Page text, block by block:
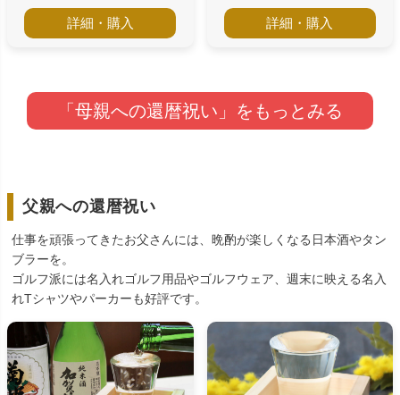
詳細・購入 詳細・購入
「母親への還暦祝い」をもっとみる
父親への還暦祝い
仕事を頑張ってきたお父さんには、晩酌が楽しくなる日本酒やタン
ブラーを。
ゴルフ派には名入れゴルフ用品やゴルフウェア、週末に映える名入
れTシャツやパーカーも好評です。